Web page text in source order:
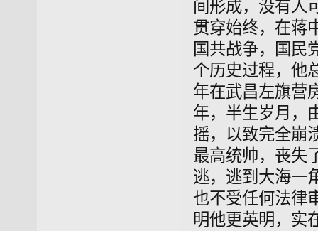
间形成，没有人
贯穿始终，在蒋
国共战争，国民
个历史过程，他
年在武昌左旗营
年，半生岁月，
摇，以致完全崩
最高统帅，丧失
逃，逃到大海一
也不受任何法律
明他更英明，实